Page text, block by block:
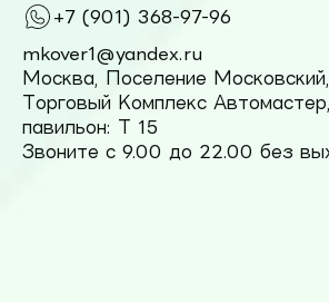
+7 (901) 368-97-96
mkover1@yandex.ru
Москва, Поселение
Торговый Комплекс
павильон: Т 15
Звоните с 9.00 до 22.00 без